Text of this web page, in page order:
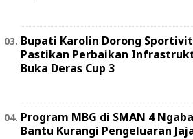
Bupati Karolin Dorong
Pastikan Perbaikan
Buka Deras Cup 3
Program MBG di SMAN 4
Bantu Kurangi Pengeluaran